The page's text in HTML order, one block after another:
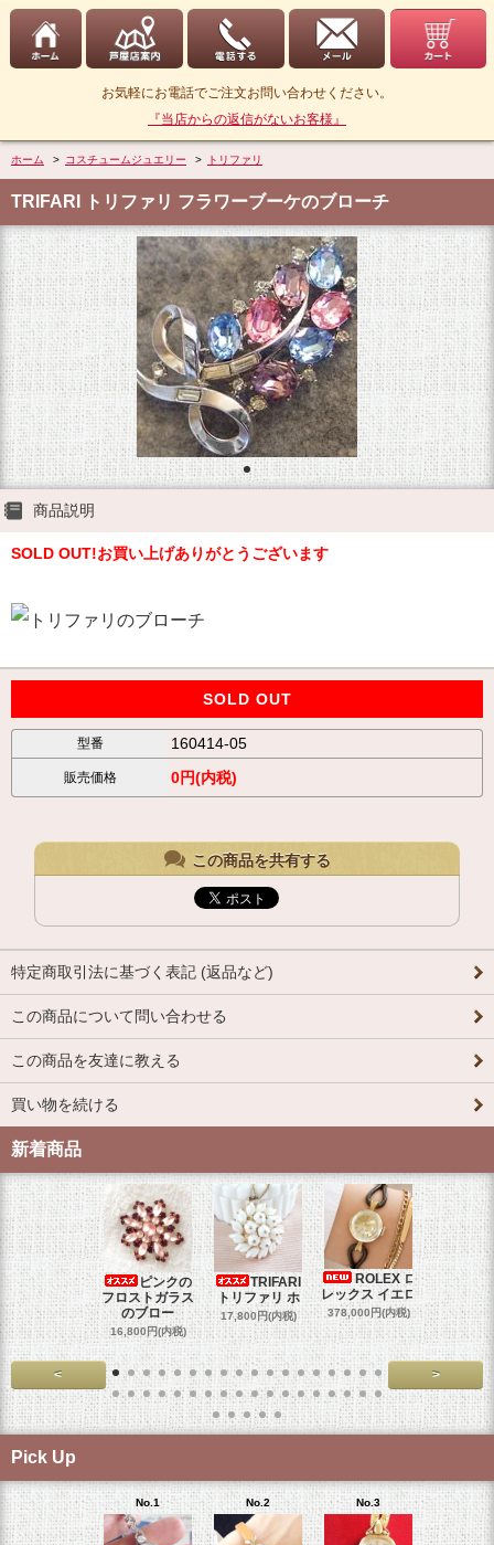
お気軽にお電話でご注文お問い合わせください。
『当店からの返信がないお客様』
ホーム > コスチュームジュエリー > トリファリ
TRIFARI トリファリ フラワーブーケのブローチ
商品説明
SOLD OUT!お買い上げありがとうございます
SOLD OUT
型番 160414-05
販売価格 0円(内税)
この商品を共有する
特定商取引法に基づく表記 (返品など)
この商品について問い合わせる
この商品を友達に教える
買い物を続ける
新着商品
ピンクの
フロストガラス
のブロー
16,800円(内税)
TRIFARI
トリファリ ホ
17,800円(内税)
ROLEX ロ
レックス イエロ
378,000円(内税)
ジュリア
29,000円(
< >
Pick Up
No.1 No.2 No.3 No.4